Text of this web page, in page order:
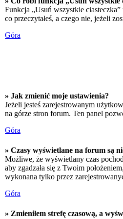
Funkcja „Usuń wszystkie
co przeczytałeś, a czego nie, jeżeli
Góra
» Jak zmienić moje ustawienia?
Jeżeli jesteś zarejestrowanym
na górze stron forum. Ten panel
Góra
» Czasy wyświetlane na forum są
Możliwe, że wyświetlany czas
aby zgadzała się z Twoim
wykonana tylko przez
Góra
» Zmieniłem strefę czasową, a